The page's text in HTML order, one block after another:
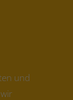
und